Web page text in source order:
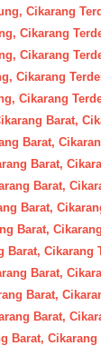
Cikarang
Cikarang
Cikarang
Cikarang
Cikarang
Barat,
Barat,
Barat,
Barat,
Barat,
Barat,
Barat, Cikarang
Barat,
Barat,
Barat,
Barat, Cikarang